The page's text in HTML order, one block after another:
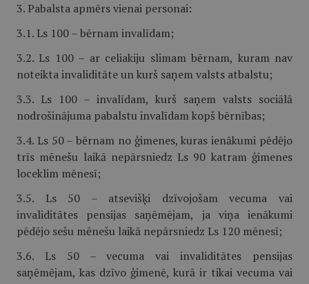
3. Pabalsta apmērs vienai personai:
3.1. Ls 100 – bērnam invalīdam;
3.2. Ls 100 – ar celiakiju slimam bērnam, kuram nav
noteikta invaliditāte un kurš saņem valsts atbalstu;
3.3. Ls 100 – invalīdam, kurš saņem valsts sociālā
nodrošinājuma pabalstu invalīdam kopš bērnības;
3.4. Ls 50 – bērnam no ģimenes, kuras ienākumi pēdējo
trīs mēnešu laikā nepārsniedz Ls 90 katram ģimenes
loceklim mēnesī;
3.5. Ls 50 – atsevišķi dzīvojošam vecuma vai
invaliditātes pensijas saņēmējam, ja viņa ienākumi
pēdējo sešu mēnešu laikā nepārsniedz Ls 120 mēnesī;
3.6. Ls 50 – vecuma vai invaliditātes pensijas
saņēmējam, kas dzīvo ģimenē, kurā ir tikai vecuma vai